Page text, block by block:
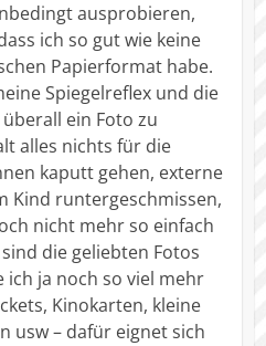
ausprobieren,
ich so gut wie keine
Papierformat habe.
Spiegelreflex und die
ein Foto zu
alles nichts für die
kaputt gehen, externe
Kind runtergeschmissen,
nicht mehr so einfach
die geliebten Fotos
ja noch so viel mehr
Kinokarten, kleine
usw – dafür eignet sich